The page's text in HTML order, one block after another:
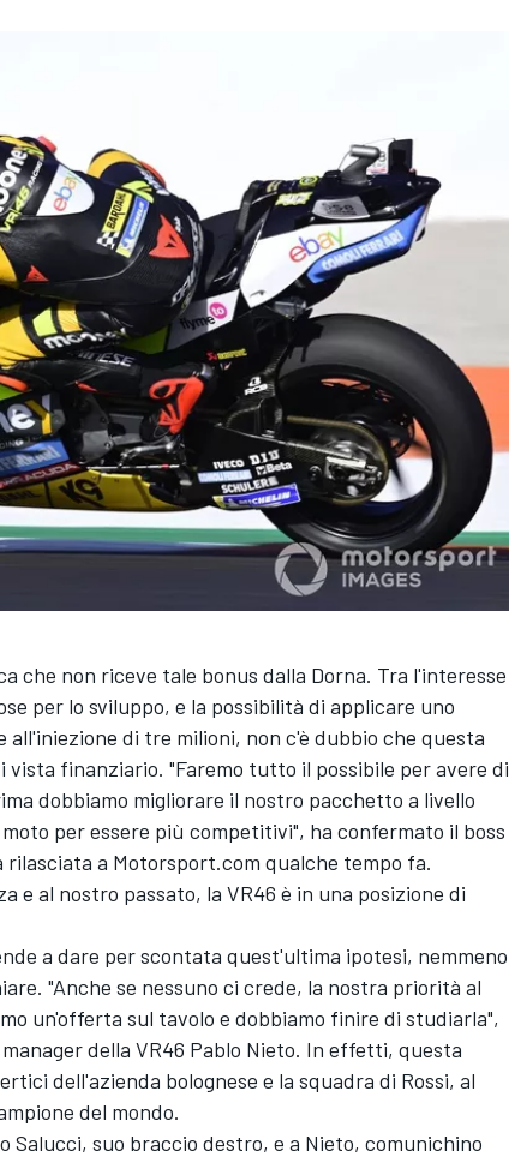
che non riceve tale bonus dalla Dorna. Tra l'interesse
per lo sviluppo, e la possibilità di applicare uno
all'iniezione di tre milioni, non c'è dubbio che questa
finanziario. "Faremo tutto il possibile per avere di
dobbiamo migliorare il nostro pacchetto a livello
per essere più competitivi", ha confermato il boss
a Motorsport.com qualche tempo fa.
e al nostro passato, la VR46 è in una posizione di
a dare per scontata quest'ultima ipotesi, nemmeno
"Anche se nessuno ci crede, la nostra priorità al
un'offerta sul tavolo e dobbiamo finire di studiarla",
della VR46 Pablo Nieto. In effetti, questa
dell'azienda bolognese e la squadra di Rossi, al
del mondo.
Salucci, suo braccio destro, e a Nieto, comunichino